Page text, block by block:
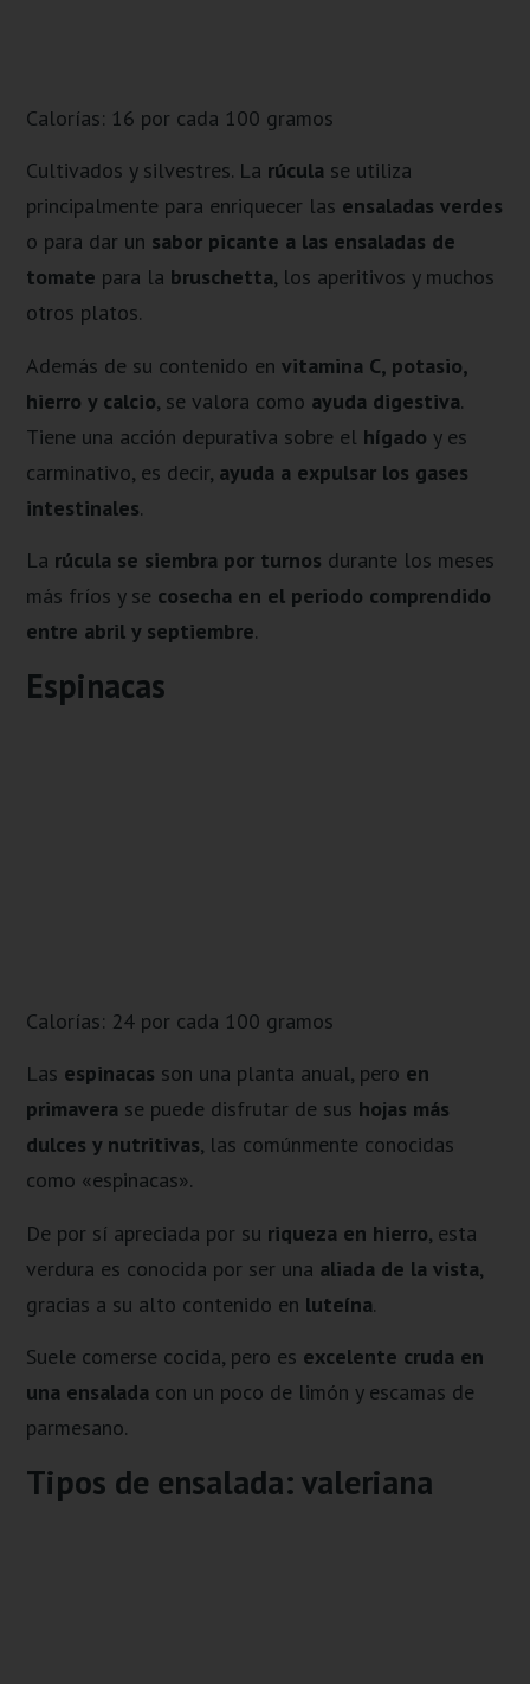
Calorías: 16 por cada 100 gramos
Cultivados y silvestres. La rúcula se utiliza
principalmente para enriquecer las ensaladas verdes
o para dar un sabor picante a las ensaladas de
tomate para la bruschetta, los aperitivos y muchos
otros platos.
Además de su contenido envitamina C, potasio,
hierro y calcio, se valora como ayuda digestiva.
Tiene una acción depurativa sobre el hígado y es
carminativo, es decir, ayuda a expulsar los gases
intestinales.
La rúcula se siembra por turnos durante los meses
más fríos y se cosecha en el periodo comprendido
entre abril y septiembre.
Espinacas
Calorías: 24 por cada 100 gramos
Las espinacas son una planta anual, pero en
primavera se puede disfrutar de sus hojas más
dulces y nutritivas, las comúnmente conocidas
como «espinacas».
De por sí apreciada por su riqueza en hierro, esta
verdura es conocida por ser una aliada de la vista,
gracias a su alto contenido en luteína.
Suele comerse cocida, pero es excelente cruda en
una ensalada con un poco de limón y escamas de
parmesano.
Tipos de ensalada: valeriana